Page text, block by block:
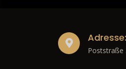
Adresse:
Poststraße